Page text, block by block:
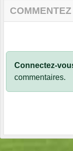
Connectez-
commentaires.